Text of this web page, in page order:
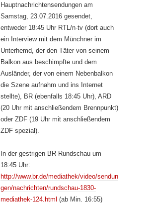
Hauptnachrichtensendungen am
Samstag, 23.07.2016 gesendet,
entweder 18:45 Uhr RTL/n-tv (dort auch
ein Interview mit dem Münchner im
Unterhemd, der den Täter von seinem
Balkon aus beschimpfte und dem
Ausländer, der von einem Nebenbalkon
die Szene aufnahm und ins Internet
stellte), BR (ebenfalls 18:45 Uhr), ARD
(20 Uhr mit anschließendem Brennpunkt)
oder ZDF (19 Uhr mit anschließendem
ZDF spezial).
In der gestrigen BR-Rundschau um
18:45 Uhr:
http://www.br.de/mediathek/video/sendun
gen/nachrichten/rundschau-1830-
mediathek-124.html (ab Min. 16:55)